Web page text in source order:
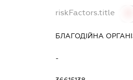
riskFactors.title
БЛАГОДІЙНА
-